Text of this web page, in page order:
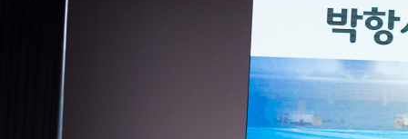
학교상징
학교 CI
교직원현황
학생현황